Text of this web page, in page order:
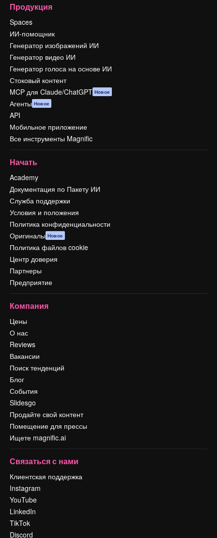
Продукция
Spaces
ИИ-помощник
Генератор изображений ИИ
Генератор видео ИИ
Генератор голоса на основе ИИ
Стоковый контент
MCP для Claude/ChatGPT Новое
Агенты Новое
API
Мобильное приложение
Все инструменты Magnific
Начать
Academy
Документация по Пакету ИИ
Служба поддержки
Условия и положения
Политика конфиденциальности
Оригиналы Новое
Политика файлов cookie
Центр доверия
Партнеры
Предприятие
Компания
Цены
О нас
Reviews
Вакансии
Поиск тенденций
Блог
События
Slidesgo
Продайте свой контент
Помещение для прессы
Ищете magnific.ai
Связаться с нами
Клиентская поддержка
Instagram
YouTube
LinkedIn
TikTok
Discord